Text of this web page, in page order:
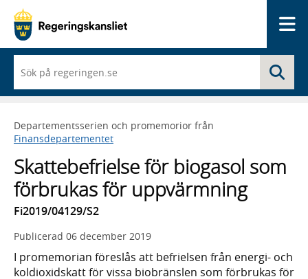
du
börjar
skriva
framträder
en
med
sökförslag
Departementsserien och promemorior från
Finansdepartementet
Skattebefrielse för biogasol som
förbrukas för uppvärmning
Fi2019/04129/S2
Publicerad 06 december 2019
I promemorian föreslås att befrielsen från energi- och
koldioxidskatt för vissa biobränslen som förbrukas för